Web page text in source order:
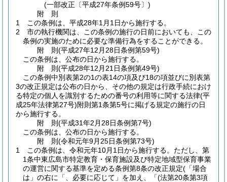
(一部改正〔平成27年条例59号〕)
附 則
1
この条例は、平成28年1月1日から施行する。
2
市の執行機関は、この条例の施行の日前においても、この
条例の実施のために必要な準備行為をすることができる。
附 則(平成27年12月28日条例第59号)
この条例は、公布の日から施行する。
附 則(平成28年12月21日条例第49号)
この条例中別表第2の1の表14の項及び18の項並びに別表第
3の改正規定は公布の日から、その他の規定は行政手続におけ
る特定の個人を識別するための番号の利用等に関する法律(平
成25年法律第27号)附則第1条第5号に掲げる規定の施行の日
から施行する。
附 則(平成31年2月28日条例第7号)
この条例は、公布の日から施行する。
附 則(令和元年9月25日条例第73号)
1
この条例は、令和元年10月1日から施行する。 ただし、第
1条中東広島市特定教育・保育施設及び特定地域型保育事業
の運営に関する基準を定める条例第8条の改正規定(「場合
は」の右に「、必要に応じて」を加え、「(法第20条第3項